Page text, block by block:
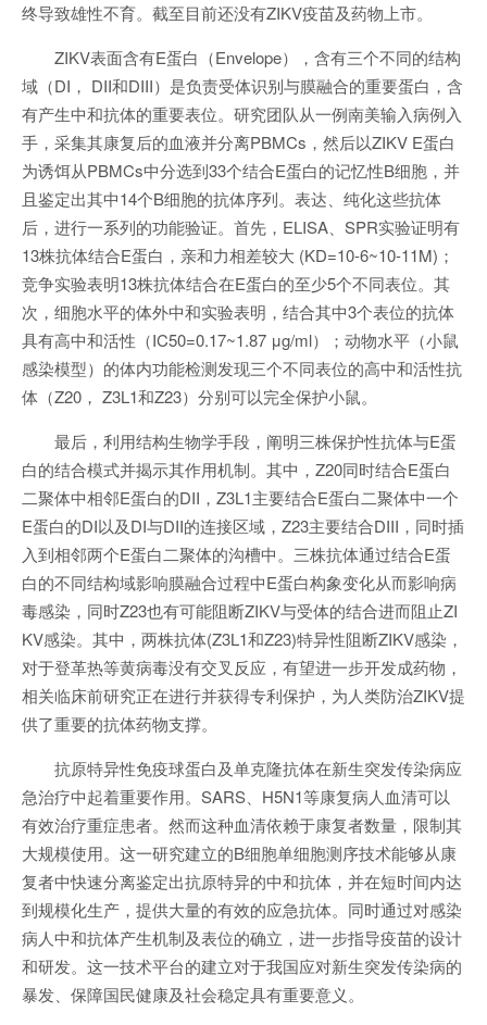
终导致雄性不育。截至目前还没有ZIKV疫苗及药物上市。
ZIKV表面含有E蛋白（Envelope），含有三个不同的结构
域（DI， DII和DIII）是负责受体识别与膜融合的重要蛋白，含
有产生中和抗体的重要表位。研究团队从一例南美输入病例入
手，采集其康复后的血液并分离PBMCs，然后以ZIKV E蛋白
为诱饵从PBMCs中分选到33个结合E蛋白的记忆性B细胞，并
且鉴定出其中14个B细胞的抗体序列。表达、纯化这些抗体
后，进行一系列的功能验证。首先，ELISA、SPR实验证明有
13株抗体结合E蛋白，亲和力相差较大 (KD=10-6~10-11M)；
竞争实验表明13株抗体结合在E蛋白的至少5个不同表位。其
次，细胞水平的体外中和实验表明，结合其中3个表位的抗体
具有高中和活性（IC50=0.17~1.87 μg/ml）；动物水平（小鼠
感染模型）的体内功能检测发现三个不同表位的高中和活性抗
体（Z20， Z3L1和Z23）分别可以完全保护小鼠。
最后，利用结构生物学手段，阐明三株保护性抗体与E蛋
白的结合模式并揭示其作用机制。其中，Z20同时结合E蛋白
二聚体中相邻E蛋白的DII，Z3L1主要结合E蛋白二聚体中一个
E蛋白的DI以及DI与DII的连接区域，Z23主要结合DIII，同时插
入到相邻两个E蛋白二聚体的沟槽中。三株抗体通过结合E蛋
白的不同结构域影响膜融合过程中E蛋白构象变化从而影响病
毒感染，同时Z23也有可能阻断ZIKV与受体的结合进而阻止ZI
KV感染。其中，两株抗体(Z3L1和Z23)特异性阻断ZIKV感染，
对于登革热等黄病毒没有交叉反应，有望进一步开发成药物，
相关临床前研究正在进行并获得专利保护，为人类防治ZIKV提
供了重要的抗体药物支撑。
抗原特异性免疫球蛋白及单克隆抗体在新生突发传染病应
急治疗中起着重要作用。SARS、H5N1等康复病人血清可以
有效治疗重症患者。然而这种血清依赖于康复者数量，限制其
大规模使用。这一研究建立的B细胞单细胞测序技术能够从康
复者中快速分离鉴定出抗原特异的中和抗体，并在短时间内达
到规模化生产，提供大量的有效的应急抗体。同时通过对感染
病人中和抗体产生机制及表位的确立，进一步指导疫苗的设计
和研发。这一技术平台的建立对于我国应对新生突发传染病的
暴发、保障国民健康及社会稳定具有重要意义。